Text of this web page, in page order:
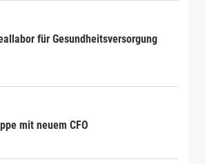
für Gesundheitsversorgung
mit neuem CFO